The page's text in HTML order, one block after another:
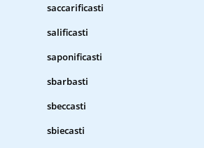
saccarificasti
salificasti
saponificasti
sbarbasti
sbeccasti
sbiecasti